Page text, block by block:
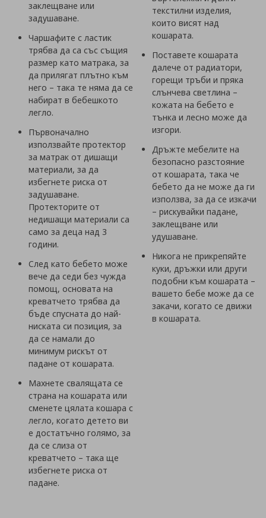
заклещване или
задушаване.
Чаршафите с ластик
трябва да са със същия
размер като матрака, за
да прилягат плътно към
него – така те няма да се
набират в бебешкото
легло.
Първоначално
използвайте протектор
за матрак от дишащи
материали, за да
избегнете риска от
задушаване.
Протекторите от
недишащи материали са
само за деца над 3
години.
След като бебето може
вече да седи без чужда
помощ, основата на
креватчето трябва да
бъде спусната до най-
ниската си позиция, за
да се намали до
минимум рискът от
падане от кошарата.
Махнете свалящата се
страна на кошарата или
сменете цялата кошара с
легло, когато детето ви
е достатъчно голямо, за
да се слиза от
креватчето – така ще
избегнете риска от
падане.
текстилни изделия,
които висят над
кошарата.
Поставете кошарата
далече от радиатори,
горещи тръби и пряка
слънчева светлина –
кожата на бебето е
тънка и лесно може да
изгори.
Дръжте мебелите на
безопасно разстояние
от кошарата, така че
бебето да не може да ги
използва, за да се изкачи
– рискувайки падане,
заклещване или
удушаване.
Никога не прикрепяйте
куки, дръжки или други
подобни към кошарата –
вашето бебе може да се
закачи, когато се движи
в кошарата.